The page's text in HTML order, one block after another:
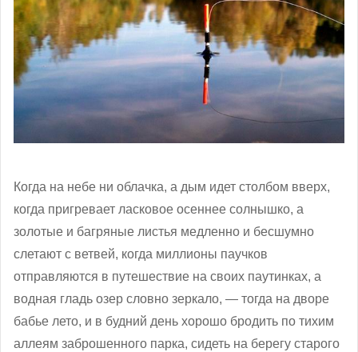
Когда на небе ни облачка, а дым идет столбом вверх,
когда пригревает ласковое осеннее солнышко, а
золотые и багряные листья медленно и бесшумно
слетают с ветвей, когда миллионы паучков
отправляются в путешествие на своих паутинках, а
водная гладь озер словно зеркало, — тогда на дворе
бабье лето, и в будний день хорошо бродить по тихим
аллеям заброшенного парка, сидеть на берегу старого